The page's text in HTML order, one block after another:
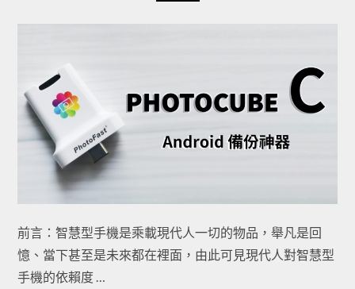
前言：智慧型手機是乘載現代人一切的物品，舉凡是回
憶、當下甚至是未來都在裡面，由此可見現代人對智慧型
手機的依賴度 …